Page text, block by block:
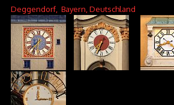
Deggendorf , Bayern, Deutschland